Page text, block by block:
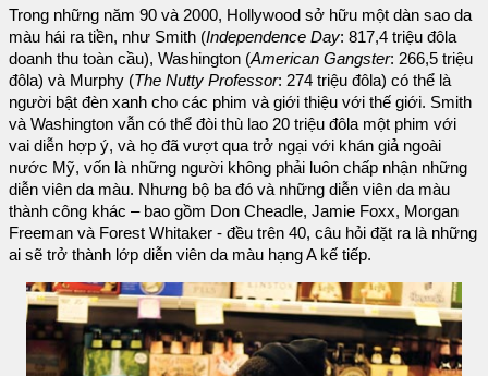
Trong những năm 90 và 2000, Hollywood sở hữu một dàn sao da
màu hái ra tiền, như Smith (Independence Day: 817,4 triệu đôla
doanh thu toàn cầu), Washington (American Gangster: 266,5 triệu
đôla) và Murphy (The Nutty Professor: 274 triệu đôla) có thể là
người bật đèn xanh cho các phim và giới thiệu với thế giới. Smith
và Washington vẫn có thể đòi thù lao 20 triệu đôla một phim với
vai diễn hợp ý, và họ đã vượt qua trở ngại với khán giả ngoài
nước Mỹ, vốn là những người không phải luôn chấp nhận những
diễn viên da màu. Nhưng bộ ba đó và những diễn viên da màu
thành công khác – bao gồm Don Cheadle, Jamie Foxx, Morgan
Freeman và Forest Whitaker - đều trên 40, câu hỏi đặt ra là những
ai sẽ trở thành lớp diễn viên da màu hạng A kế tiếp.